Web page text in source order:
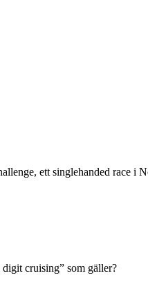
ett singlehanded race i
cruising” som gäller?